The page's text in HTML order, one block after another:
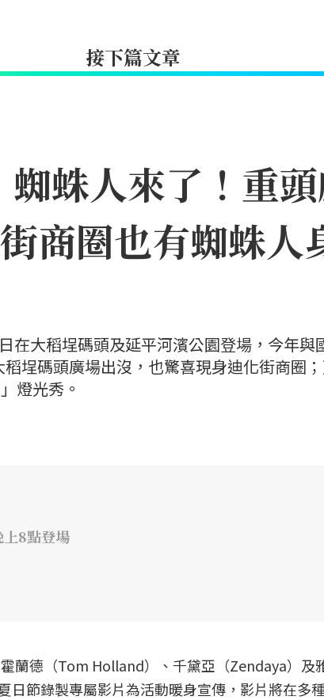
接下篇文章
蛛人來了！重
商圈也有蜘蛛人
在大稻埕碼頭及延平河濱公園登場，今年與
埕碼頭廣場出沒，也驚喜現身迪化街商圈
燈光秀。
8點登場
蘭德（Tom Holland）、千黛亞（Zendaya）及
節錄製專屬影片為活動暖身宣傳，影片將在多